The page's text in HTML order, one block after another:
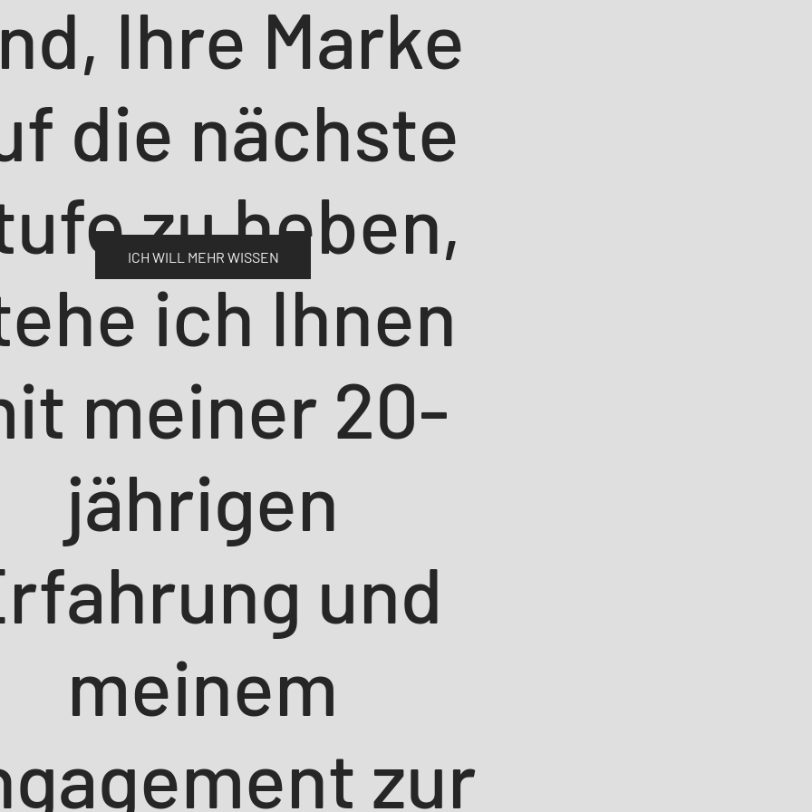
Ihre Marke
die nächste
zu heben,
ich Ihnen
meiner 20-
jährigen
und
meinem
zur
ICH WILL MEHR WISSEN